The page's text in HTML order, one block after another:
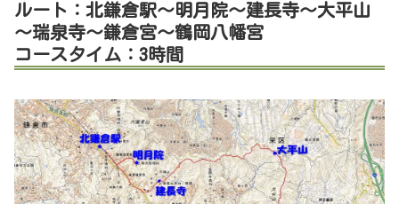
ルート：北鎌倉駅～明月院～建長寺～大平山
～瑞泉寺～鎌倉宮～鶴岡八幡宮
コースタイム：3時間